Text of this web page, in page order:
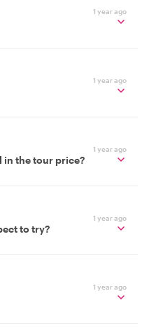
1 year ago
1 year ago
1 year ago
in the tour price?
1 year ago
to try?
1 year ago